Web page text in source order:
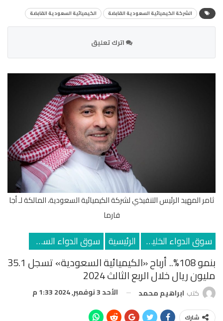
الشركة الكيميائية السعودية القابضة الكيميائية السعودية القابضة
اترك تعليق
ثامر المهيد الرئيس التنفيذي لشركة الكيميائية السعودية، المالكة لـ أجا
فارما
سوق الدواء الخليجي الرئيسية سوق الدواء السعودي
بنمو 108%.. أرباح «الكيميائية السعودية» تسجل 35.1
مليون ريال خلال الربع الثالث 2024
كتب ابراهيم محمد الأحد 3 نوفمبر, 2024 1:33 م
شارك